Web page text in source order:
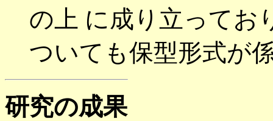
の上 に成り立ってお
ついても保型形式が
研究の成果